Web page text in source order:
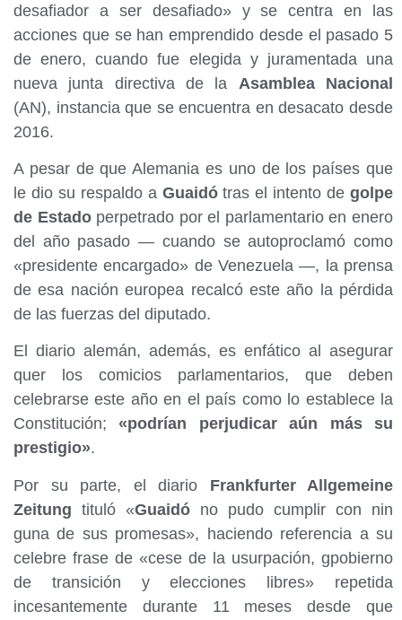
desafiador a ser desafiado» y se centra en las
acciones que se han emprendido desde el pasado 5
de enero, cuando fue elegida y juramentada una
nueva junta directiva de la Asamblea Nacional
(AN), instancia que se encuentra en desacato desde
2016.
A pesar de que Alemania es uno de los países que
le dio su respaldo a Guaidótras el intento de golpe
de Estadoperpetrado por el parlamentario en enero
del año pasado — cuando se autoproclamó como
«presidente encargado» de Venezuela —, la prensa
de esa nación europea recalcó este año la pérdida
de las fuerzas del diputado.
El diario alemán, además, es enfático al asegurar
quer los comicios parlamentarios, que deben
celebrarse este año en el país como lo establece la
Constitución; «podrían perjudicar aún más su
prestigio».
Por su parte, el diario Frankfurter Allgemeine
Zeitung tituló «Guaidó no pudo cumplir con nin
guna de sus promesas», haciendo referencia a su
celebre frase de «cese de la usurpación, gpobierno
de transición y elecciones libres» repetida
incesantemente durante 11 meses desde que